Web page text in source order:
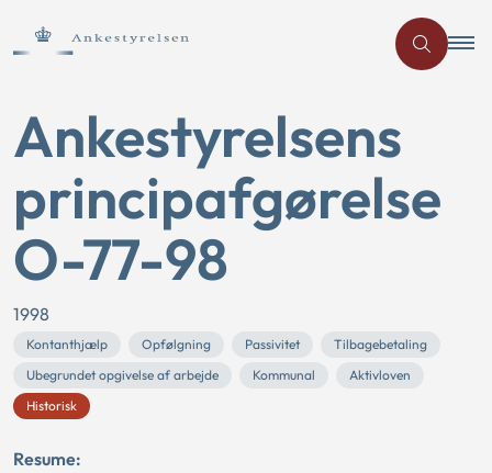
Ankestyrelsens
principafgørelse
O-77-98
1998
Kontanthjælp Opfølgning Passivitet
Tilbagebetaling
Ubegrundet opgivelse af arbejde
Kommunal
Aktivloven
Historisk
Resume: